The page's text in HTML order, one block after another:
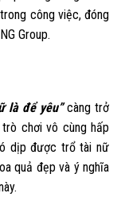
công việc, đóng
Group.
là để yêu”càng trở
chơi vô cùng hấp
dịp được trổ tài nữ
quả đẹp và ý nghĩa